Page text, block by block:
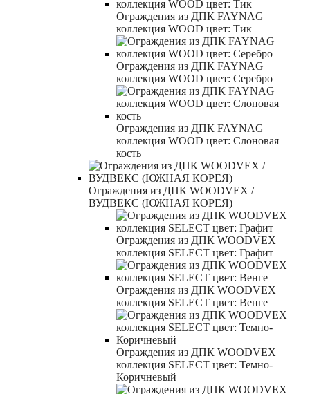
Ограждения из ДПК FAYNAG
коллекция WOOD цвет: Тик
Ограждения из ДПК FAYNAG
коллекция WOOD цвет: Серебро
Ограждения из ДПК FAYNAG
коллекция WOOD цвет: Слоновая
кость
Ограждения из ДПК WOODVEX /
ВУДВЕКС (ЮЖНАЯ КОРЕЯ)
Ограждения из ДПК WOODVEX
коллекция SELECT цвет: Графит
Ограждения из ДПК WOODVEX
коллекция SELECT цвет: Венге
Ограждения из ДПК WOODVEX
коллекция SELECT цвет: Темно-
Коричневый